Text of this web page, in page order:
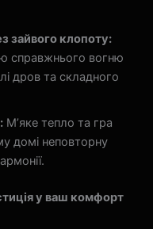
зайвого клопоту:
справжнього вогню
дров та складного
М’яке тепло та гра
домі неповторну
у ваш комфорт